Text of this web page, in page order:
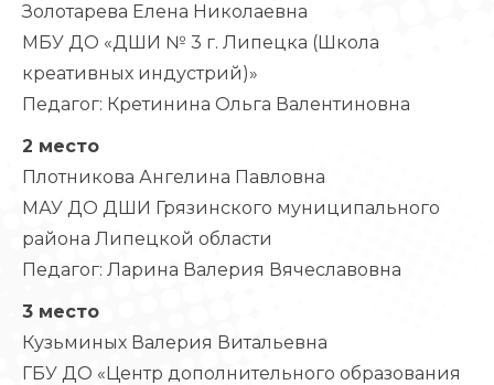
Золотарева Елена Николаевна
МБУ ДО «ДШИ № 3 г. Липецка (Школа
креативных индустрий)»
Педагог: Кретинина Ольга Валентиновна
2 место
Плотникова Ангелина Павловна
МАУ ДО ДШИ Грязинского муниципального
района Липецкой области
Педагог: Ларина Валерия Вячеславовна
3 место
Кузьминых Валерия Витальевна
ГБУ ДО «Центр дополнительного образования